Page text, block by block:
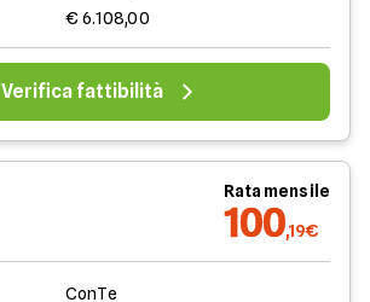
€ 6.108,00
Verifica fattibilità
Rata mensile
100,19€
ConTe